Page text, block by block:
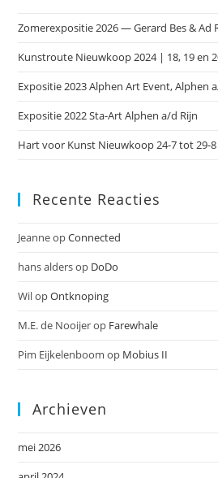
Zomerexpositie 2026 — Gerard Bes & Ad
Kunstroute Nieuwkoop 2024 | 18, 19 en
Expositie 2023 Alphen Art Event, Alphen
Expositie 2022 Sta-Art Alphen a/d Rijn
Hart voor Kunst Nieuwkoop 24-7 tot 29-8
Recente Reacties
JeanneopConnected
hans aldersop DoDo
WilopOntknoping
M.E. de Nooijerop Farewhale
Pim Eijkelenboom op Mobius II
Archieven
mei 2026